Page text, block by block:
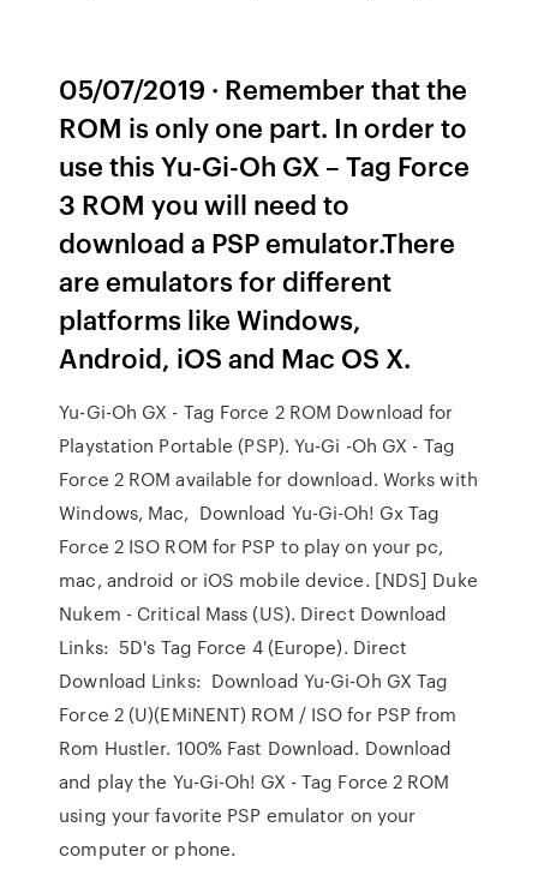
05/07/2019 · Remember that the
ROM is only one part. In order to
use this Yu-Gi-Oh GX – Tag Force
3 ROM you will need to
download a PSP emulator.There
are emulators for different
platforms like Windows,
Android, iOS and Mac OS X.
Yu-Gi-Oh GX - Tag Force 2 ROM Download for
Playstation Portable (PSP). Yu-Gi -Oh GX - Tag
Force 2 ROM available for download. Works with
Windows, Mac, Download Yu-Gi-Oh! Gx Tag
Force 2 ISO ROM for PSP to play on your pc,
mac, android or iOS mobile device. [NDS] Duke
Nukem - Critical Mass (US). Direct Download
Links: 5D's Tag Force 4 (Europe). Direct
Download Links: Download Yu-Gi-Oh GX Tag
Force 2 (U)(EMiNENT) ROM / ISO for PSP from
Rom Hustler. 100% Fast Download. Download
and play the Yu-Gi-Oh! GX - Tag Force 2 ROM
using your favorite PSP emulator on your
computer or phone.